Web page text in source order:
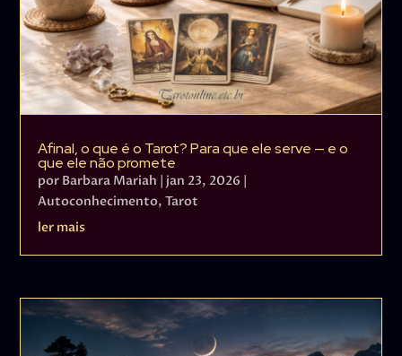
Afinal, o que é o Tarot? Para que ele serve — e o
que ele não promete
por Barbara Mariah jan 23, 2026
Autoconhecimento,Tarot
ler mais